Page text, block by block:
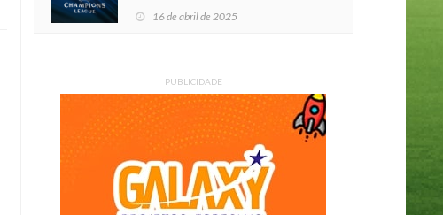
16 de abril de 2025
PUBLICIDADE